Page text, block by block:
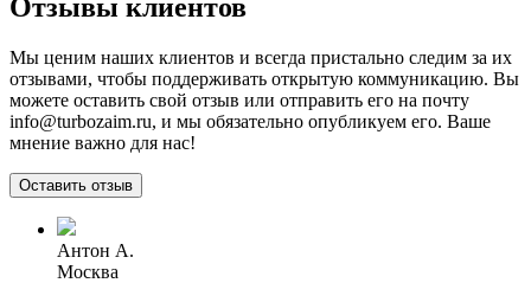
Отзывы клиентов
Мы ценим наших клиентов и всегда пристально следим за их
отзывами, чтобы поддерживать открытую коммуникацию. Вы
можете оставить свой отзыв или отправить его на почту
info@turbozaim.ru, и мы обязательно опубликуем его. Ваше
мнение важно для нас!
Оставить отзыв
Антон А.
Москва